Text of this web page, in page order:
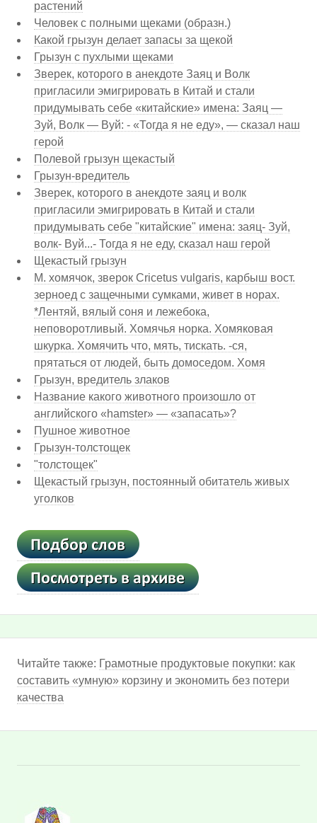
растений
Человек с полными щеками (образн.)
Какой грызун делает запасы за щекой
Грызун с пухлыми щеками
Зверек, которого в анекдоте Заяц и Волк
пригласили эмигрировать в Китай и стали
придумывать себе «китайские» имена: Заяц —
Зуй, Волк — Вуй: - «Тогда я не еду», — сказал наш
герой
Полевой грызун щекастый
Грызун-вредитель
Зверек, которого в анекдоте заяц и волк
пригласили эмигрировать в Китай и стали
придумывать себе "китайские" имена: заяц- Зуй,
волк- Вуй...- Тогда я не еду, сказал наш герой
Щекастый грызун
М. хомячок, зверок Cricetus vulgaris, карбыш вост.
зерноед с защечными сумками, живет в норах.
*Лентяй, вялый соня и лежебока,
неповоротливый. Хомячья норка. Хомяковая
шкурка. Хомячить что, мять, тискать. -ся,
прятаться от людей, быть домоседом. Хомя
Грызун, вредитель злаков
Название какого животного произошло от
английского «hamster» — «запасать»?
Пушное животное
Грызун-толстощек
"толстощек"
Щекастый грызун, постоянный обитатель живых
уголков
Читайте также: Грамотные продуктовые покупки: как
составить «умную» корзину и экономить без потери
качества